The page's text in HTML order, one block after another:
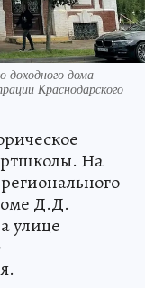
доходного дома
Краснодарского
На
Д.Д.
улице